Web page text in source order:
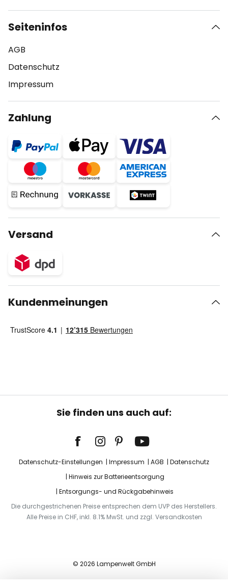
Seiteninfos
AGB
Datenschutz
Impressum
Zahlung
Versand
Kundenmeinungen
Sie finden uns auch auf:
Datenschutz-Einstellungen Impressum AGB
Datenschutz
Hinweis zur Batterieentsorgung
Entsorgungs- und Rückgabehinweis
Die durchgestrichenen Preise entsprechen dem UVP des Herstellers.
Alle Preise in CHF, inkl. 8.1% MwSt. und zzgl. Versandkosten
© 2026 Lampenwelt GmbH